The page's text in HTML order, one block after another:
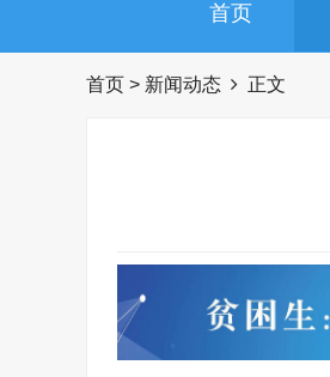
首页
首页 > 新闻动态 正文